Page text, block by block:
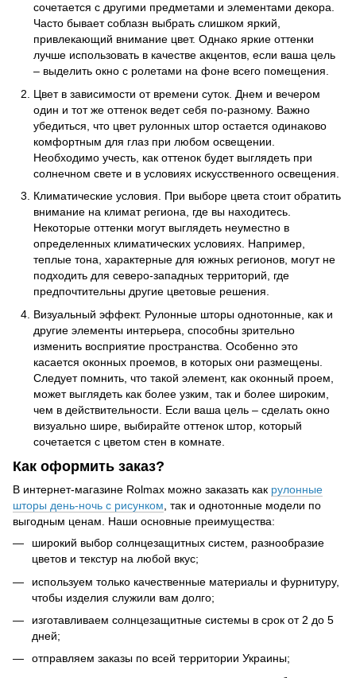
сочетается с другими предметами и элементами декора.
Часто бывает соблазн выбрать слишком яркий,
привлекающий внимание цвет. Однако яркие оттенки
лучше использовать в качестве акцентов, если ваша цель
– выделить окно с ролетами на фоне всего помещения.
Цвет в зависимости от времени суток. Днем и вечером
один и тот же оттенок ведет себя по-разному. Важно
убедиться, что цвет рулонных штор остается одинаково
комфортным для глаз при любом освещении.
Необходимо учесть, как оттенок будет выглядеть при
солнечном свете и в условиях искусственного освещения.
Климатические условия. При выборе цвета стоит обратить
внимание на климат региона, где вы находитесь.
Некоторые оттенки могут выглядеть неуместно в
определенных климатических условиях. Например,
теплые тона, характерные для южных регионов, могут не
подходить для северо-западных территорий, где
предпочтительны другие цветовые решения.
Визуальный эффект. Рулонные шторы однотонные, как и
другие элементы интерьера, способны зрительно
изменить восприятие пространства. Особенно это
касается оконных проемов, в которых они размещены.
Следует помнить, что такой элемент, как оконный проем,
может выглядеть как более узким, так и более широким,
чем в действительности. Если ваша цель – сделать окно
визуально шире, выбирайте оттенок штор, который
сочетается с цветом стен в комнате.
Как оформить заказ?
В интернет-магазине Rolmax можно заказать как рулонные
шторы день-ночь с рисунком , так и однотонные модели по
выгодным ценам. Наши основные преимущества:
широкий выбор солнцезащитных систем, разнообразие
цветов и текстур на любой вкус;
используем только качественные материалы и фурнитуру,
чтобы изделия служили вам долго;
изготавливаем солнцезащитные системы в срок от 2 до 5
дней;
отправляем заказы по всей территории Украины;